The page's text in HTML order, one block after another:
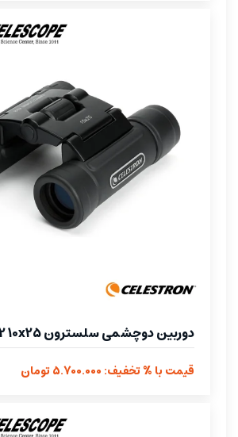
دوربین دوچشمی سلسترون UpClose G2 10x25
قیمت با % تخفیف: 5.700.000 تومان